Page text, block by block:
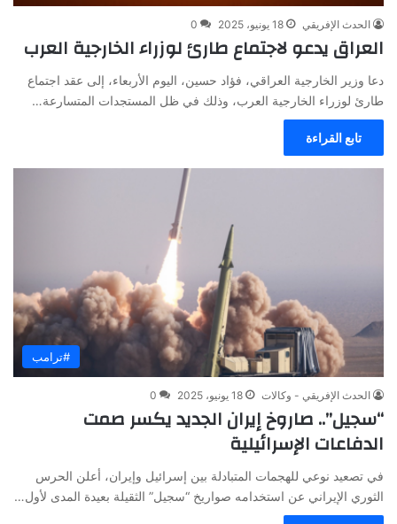
الحدث الإفريقي 18 يونيو، 2025 0
العراق يدعو لاجتماع طارئ لوزراء الخارجية العرب
دعا وزير الخارجية العراقي، فؤاد حسين، اليوم الأربعاء، إلى عقد اجتماع
طارئ لوزراء الخارجية العرب، وذلك في ظل المستجدات المتسارعة…
تابع القراءة
#ترامب
الحدث الإفريقي - وكالات 18 يونيو، 2025 0
“سجيل”.. صاروخ إيران الجديد يكسر صمت
الدفاعات الإسرائيلية
في تصعيد نوعي للهجمات المتبادلة بين إسرائيل وإيران، أعلن الحرس
الثوري الإيراني عن استخدامه صواريخ “سجيل” الثقيلة بعيدة المدى لأول…